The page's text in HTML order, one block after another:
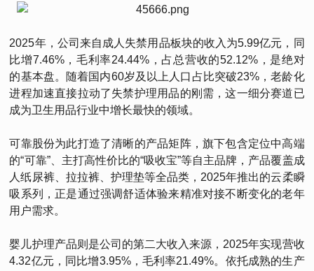
2025年，公司来自成人失禁用品板块的收入为5.99亿元，同
比增7.46%，毛利率24.44%，占总营收的52.12%，是绝对
的基本盘。随着国内60岁及以上人口占比突破23%，老龄化
进程加速直接拉动了失禁护理用品的刚需，这一细分赛道已
成为卫生用品行业中增长最快的领域。
可靠股份为此打造了清晰的产品矩阵，旗下包含定位中高端
的“可靠”、主打高性价比的“吸收宝”等自主品牌，产品覆盖成
人纸尿裤、拉拉裤、护理垫等全品类，2025年推出的云柔瞬
吸系列，正是通过强调舒适体验来精准对接不断变化的老年
用户需求。
婴儿护理产品则是公司的第二大收入来源，2025年实现营收
4.32亿元，同比增3.95%，毛利率21.49%。依托成熟的生产